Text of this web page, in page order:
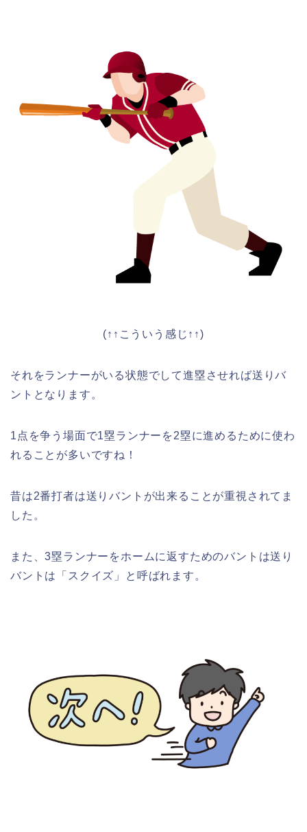
(↑↑こういう感じ↑↑)
それをランナーがいる状態でして進塁させれば送りバ
ントとなります。
1点を争う場面で1塁ランナーを2塁に進めるために使わ
れることが多いですね！
昔は2番打者は送りバントが出来ることが重視されてま
した。
また、3塁ランナーをホームに返すためのバントは送り
バントは「スクイズ」と呼ばれます。